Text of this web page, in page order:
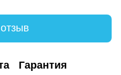
Гарантия